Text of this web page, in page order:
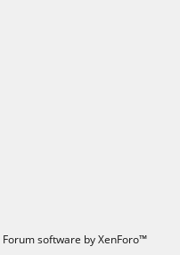
Forum software by XenForo™